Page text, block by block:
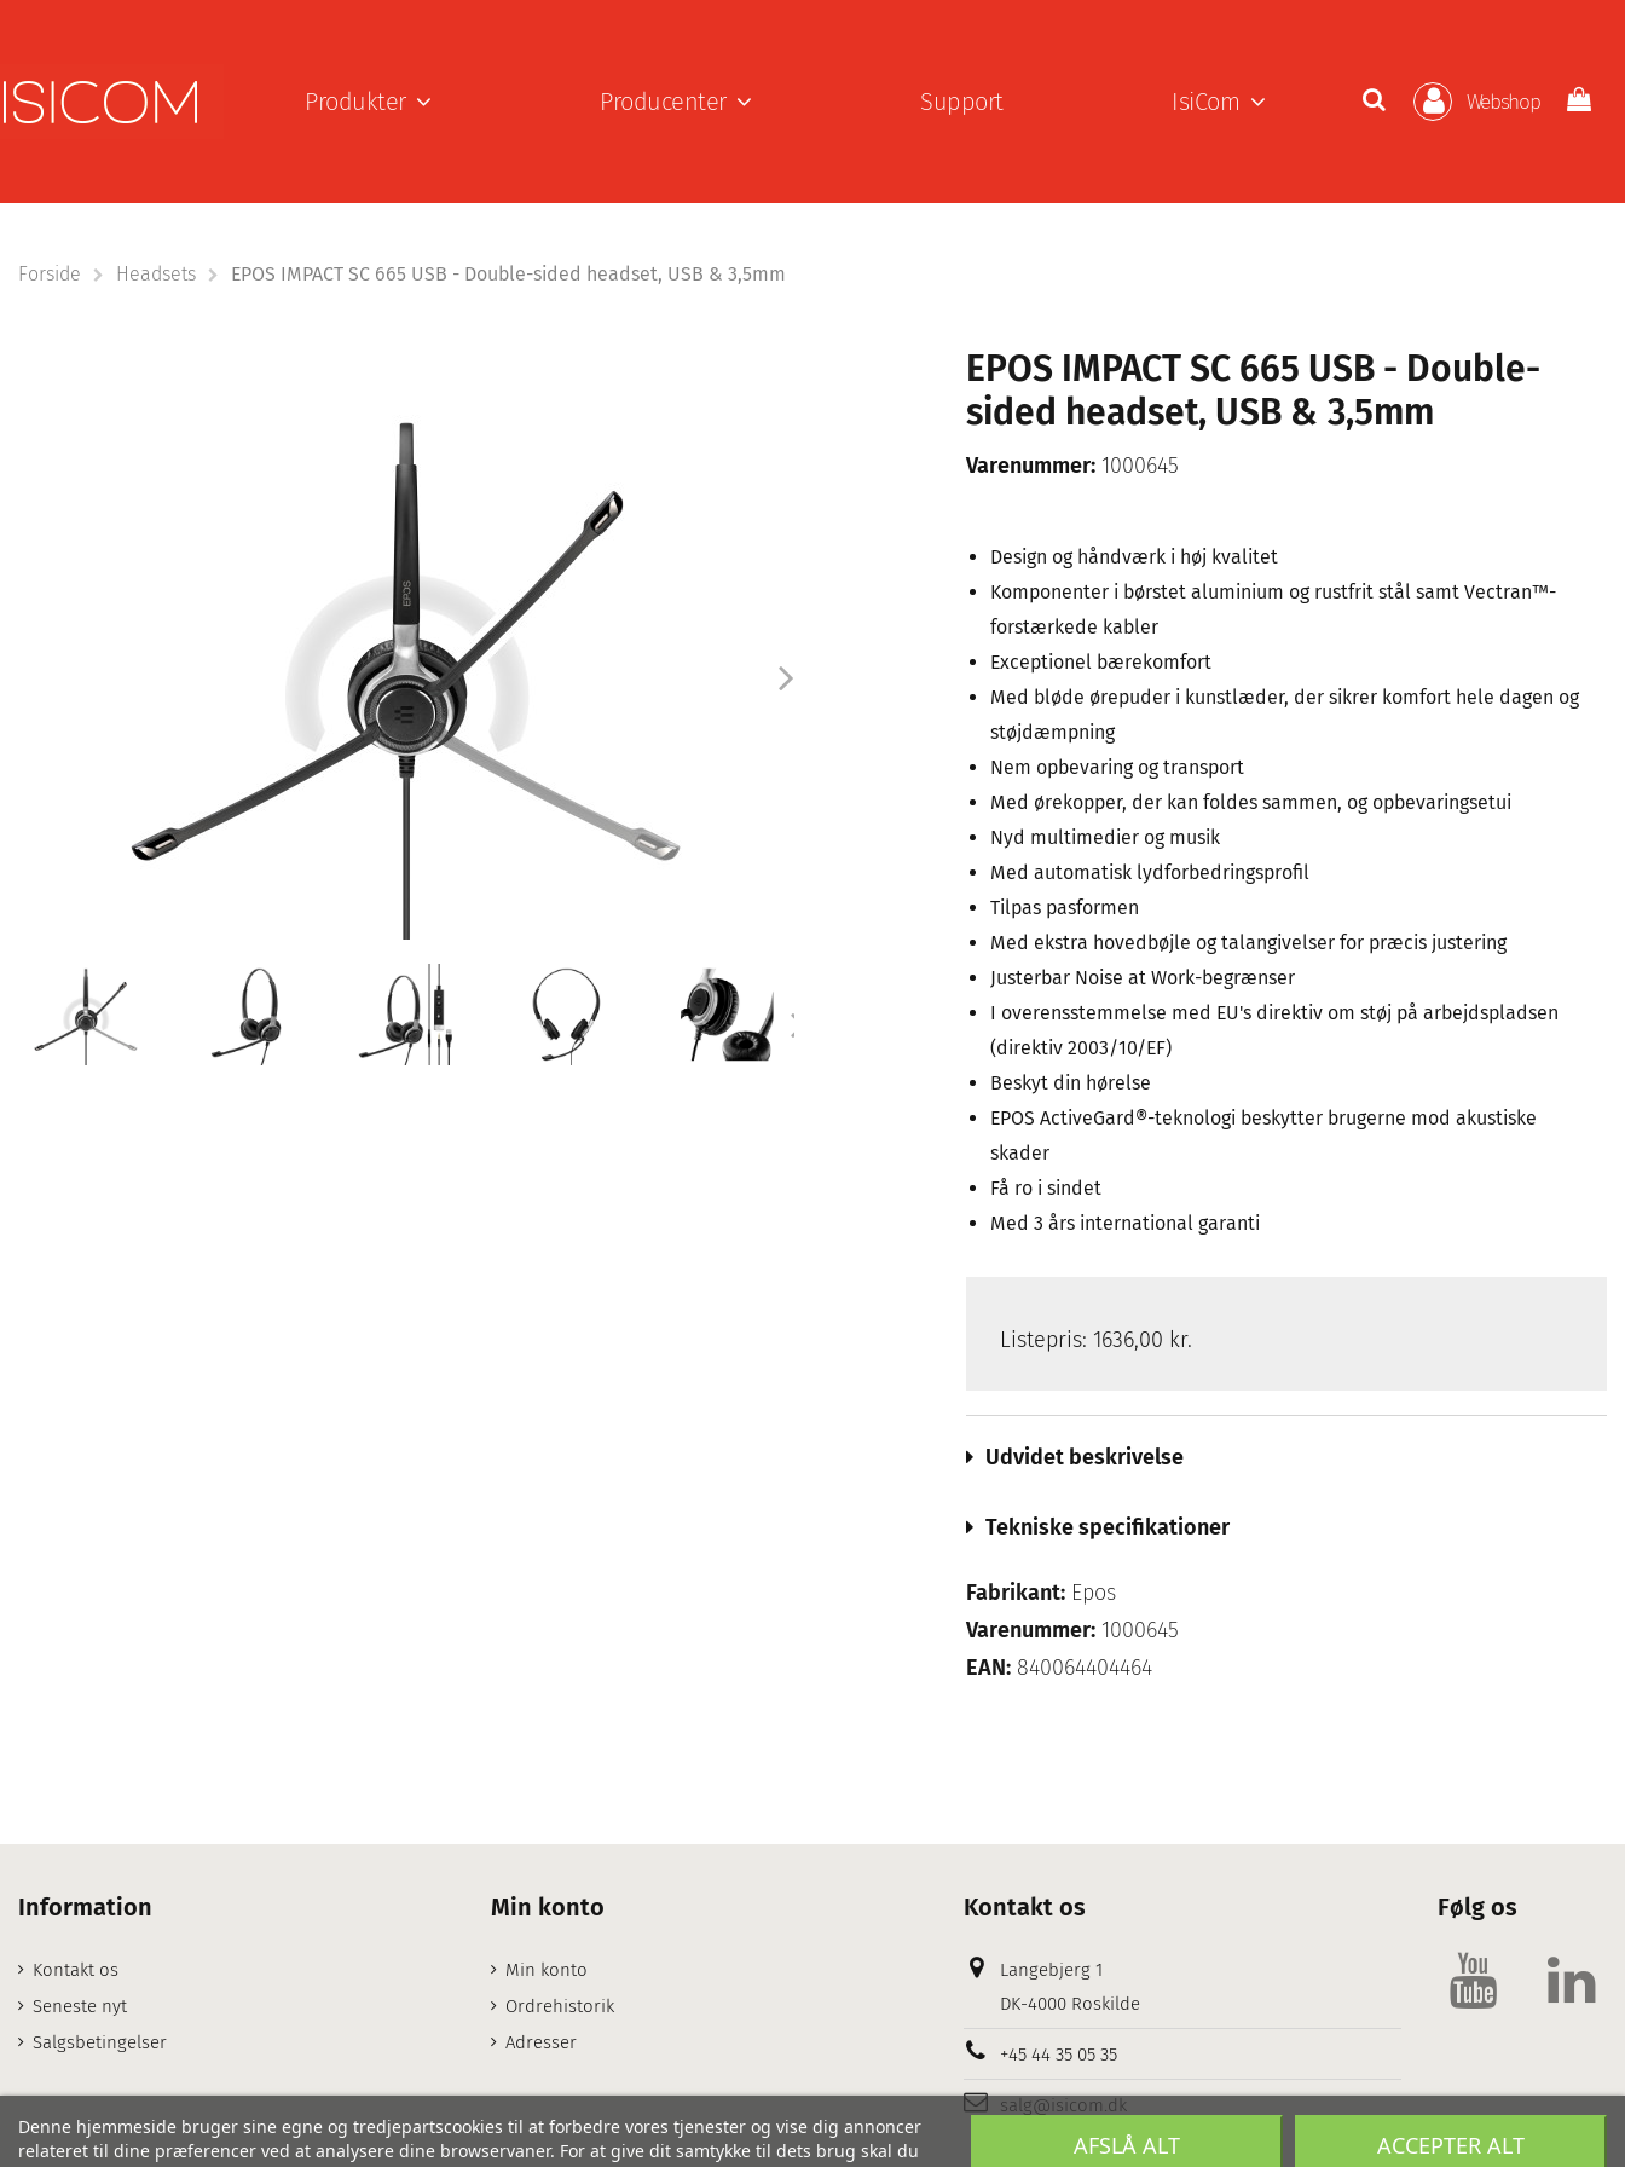
Produkter Producenter Support IsiCom Webshop
Forside Headsets EPOS IMPACT SC 665 USB - Double-sided headset, USB & 3,5mm
EPOS IMPACT SC 665 USB - Double-
sided headset, USB & 3,5mm
Varenummer: 1000645
Design og håndværk i høj kvalitet
Komponenter i børstet aluminium og rustfrit stål samt Vectran™-
forstærkede kabler
Exceptionel bærekomfort
Med bløde ørepuder i kunstlæder, der sikrer komfort hele dagen og
støjdæmpning
Nem opbevaring og transport
Med ørekopper, der kan foldes sammen, og opbevaringsetui
Nyd multimedier og musik
Med automatisk lydforbedringsprofil
Tilpas pasformen
Med ekstra hovedbøjle og talangivelser for præcis justering
Justerbar Noise at Work-begrænser
I overensstemmelse med EU's direktiv om støj på arbejdspladsen
(direktiv 2003/10/EF)
Beskyt din hørelse
EPOS ActiveGard®-teknologi beskytter brugerne mod akustiske
skader
Få ro i sindet
Med 3 års international garanti
Listepris: 1636,00 kr.
Udvidet beskrivelse
Tekniske specifikationer
Fabrikant: Epos
Varenummer: 1000645
EAN: 840064404464
Information
Kontakt os
Seneste nyt
Salgsbetingelser
Min konto
Min konto
Ordrehistorik
Adresser
Kontakt os
Langebjerg 1
DK-4000 Roskilde
+45 44 35 05 35
salg@isicom.dk
Denne hjemmeside bruger sine egne og tredjepartscookies til at forbedre vores tjenester og vise dig annoncer
relateret til dine præferencer ved at analysere dine browservaner. For at give dit samtykke til dets brug skal du
AFSLÅ ALT ACCEPTER ALT
Følg os